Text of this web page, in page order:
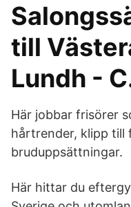
till
Lundh -
Här jobbar frisörer
hårtrender, klipp till
bruduppsättningar.
Här hittar du